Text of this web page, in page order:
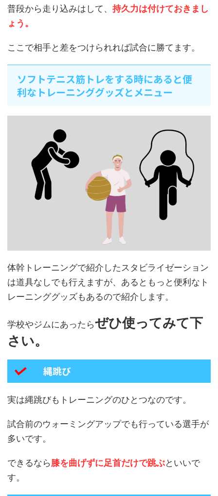
普段から走り込みはして、 持久力は付けておきまし
ょう。
ここで相手と差をつけられれば試合に勝てます。
ソフトテニス筋トレをする時にあると便
利なトレーニンググッズとメニュー
体幹トレーニングで紹介したスタビライゼーション
は道具なしでも行えますが、あるともっと便利なト
レーニンググッズもあるので紹介します。
学校やジムにあったらぜひ使ってみて下
さい。
縄跳び
実は縄跳びもトレーニングのひとつなのです。
試合前のウォーミングアップでも行っている選手が
多いです。
できるなら膝を曲げずに足首だけで跳ぶといいで
す。